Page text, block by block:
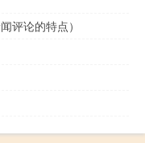
评论的特点）